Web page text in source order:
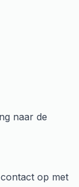
naar de
op met